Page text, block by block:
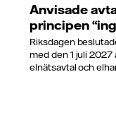
Anvisade
principen
Riksdagen
med den 1 juli
elnätsavtal och